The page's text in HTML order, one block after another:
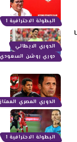
البطولة الاحترافية 1
الدوري الايطالي
دوري روشن السعودي
الدوري المصري الممتاز
البطولة الاحترافية 1